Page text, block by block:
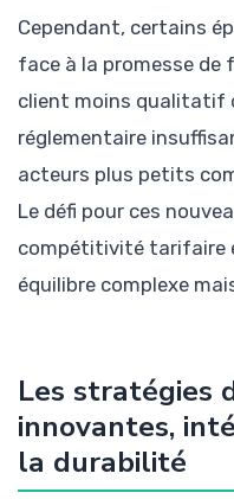
Cependant, certains
face à la promesse de
client moins qualitatif
réglementaire
acteurs plus petits
Le défi pour ces
compétitivité tarifaire
équilibre complexe
Les stratégies
innovantes,
la durabilité